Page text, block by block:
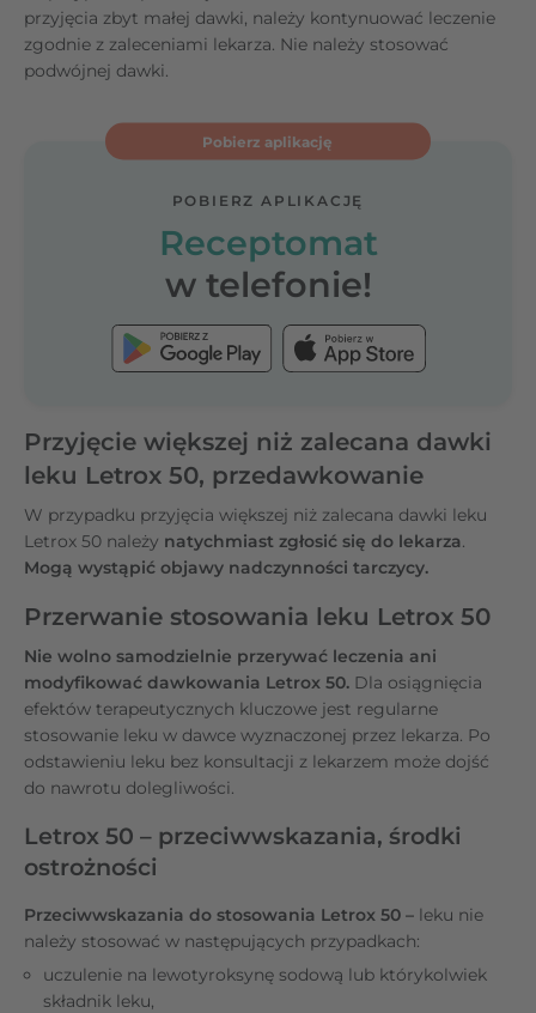
przyjęcia zbyt małej dawki, należy kontynuować leczenie
zgodnie z zaleceniami lekarza. Nie należy stosować
podwójnej dawki.
Pobierz aplikację
POBIERZ APLIKACJĘ
Receptomat
w telefonie!
Przyjęcie większej niż zalecana dawki
leku Letrox 50, przedawkowanie
W przypadku przyjęcia większej niż zalecana dawki leku
Letrox 50 należy natychmiast zgłosić się do lekarza.
Mogą wystąpić objawy nadczynności tarczycy.
Przerwanie stosowania leku Letrox 50
Nie wolno samodzielnie przerywać leczenia ani
modyfikować dawkowania Letrox 50. Dla osiągnięcia
efektów terapeutycznych kluczowe jest regularne
stosowanie leku w dawce wyznaczonej przez lekarza. Po
odstawieniu leku bez konsultacji z lekarzem może dojść
do nawrotu dolegliwości.
Letrox 50 – przeciwwskazania, środki
ostrożności
Przeciwwskazania do stosowania Letrox 50 – leku nie
należy stosować w następujących przypadkach:
uczulenie na lewotyroksynę sodową lub którykolwiek
składnik leku,